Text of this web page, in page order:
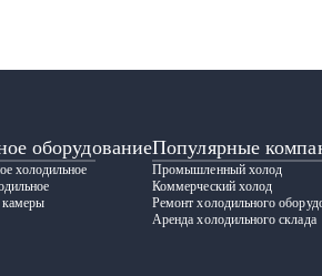
оборудование
холодильное
Популярные
Промышленный холод
Коммерческий холод
Ремонт холодильного
Аренда холодильного склада